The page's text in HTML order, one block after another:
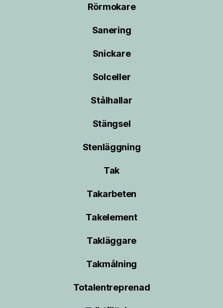
Rörmokare
Sanering
Snickare
Solceller
Stålhallar
Stängsel
Stenläggning
Tak
Takarbeten
Takelement
Takläggare
Takmålning
Totalentreprenad